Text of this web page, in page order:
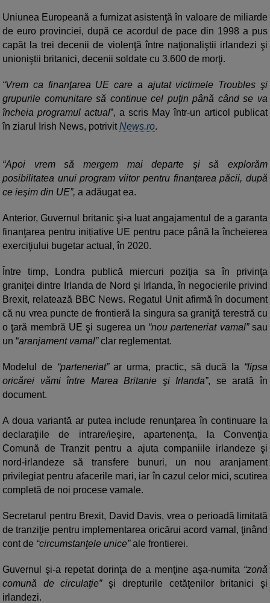
Uniunea Europeană a furnizat asistenţă în valoare de miliarde
de euro provinciei, după ce acordul de pace din 1998 a pus
capăt la trei decenii de violenţă între naţionaliştii irlandezi şi
unioniştii britanici, decenii soldate cu 3.600 de morţi.
“Vrem ca finanţarea UE care a ajutat victimele Troubles şi
grupurile comunitare să continue cel puţin până când se va
încheia programul actual”, a scris May într-un articol publicat
în ziarul Irish News, potrivitNews.ro.
“Apoi vrem să mergem mai departe şi să explorăm
posibilitatea unui program viitor pentru finanţarea păcii, după
ce ieşim din UE”, a adăugat ea.
Anterior, Guvernul britanic şi-a luat angajamentul de a garanta
finanţarea pentru inițiative UE pentru pace până la încheierea
exerciţiului bugetar actual, în 2020.
Între timp, Londra publică miercuri poziţia sa în privinţa
graniţei dintre Irlanda de Nord şi Irlanda, în negocierile privind
Brexit, relatează BBC News. Regatul Unit afirmă în document
că nu vrea puncte de frontieră la singura sa graniţă terestră cu
o ţară membră UE şi sugerea un “nou parteneriat vamal”sau
un “aranjament vamal”clar reglementat.
Modelul de “parteneriat”ar urma, practic, să ducă la “lipsa
oricărei vămi între Marea Britanie şi Irlanda”, se arată în
document.
A doua variantă ar putea include renunţarea în continuare la
declaraţiile de intrare/ieşire, apartenenţa, la Convenţia
Comună de Tranzit pentru a ajuta companiile irlandeze şi
nord-irlandeze să transfere bunuri, un nou aranjament
privilegiat pentru afacerile mari, iar în cazul celor mici, scutirea
completă de noi procese vamale.
Secretarul pentru Brexit, David Davis, vrea o perioadă limitată
de tranziţie pentru implementarea oricărui acord vamal, ţinând
cont de “circumstanţele unice”ale frontierei.
Guvernul şi-a repetat dorinţa de a menţine aşa-numita “zonă
comună de circulaţie”şi drepturile cetăţenilor britanici şi
irlandezi.